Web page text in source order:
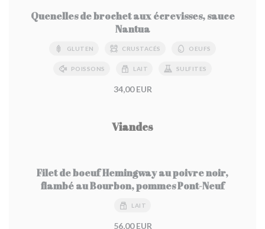
Quenelles de brochet aux écrevisses, sauce
Nantua
GLUTEN CRUSTACÉS OEUFS
POISSONS LAIT SULFITES
34,00 EUR
Viandes
Filet de boeuf Hemingway au poivre noir,
flambé au Bourbon, pommes Pont-Neuf
LAIT
56,00 EUR